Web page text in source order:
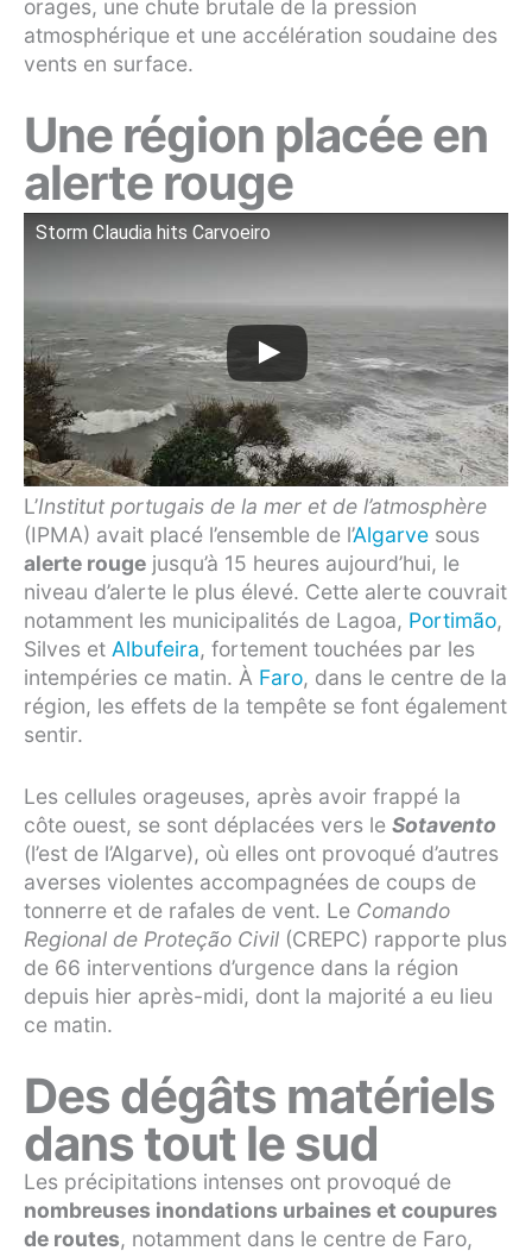
orages, une chute brutale de la pression
atmosphérique et une accélération soudaine des
vents en surface.
Une région placée en
alerte rouge
Storm Claudia hits Carvoeiro
L’Institut portugais de la mer et de l’atmosphère
(IPMA) avait placé l’ensemble de l’Algarve sous
alerte rouge jusqu’à 15 heures aujourd’hui, le
niveau d’alerte le plus élevé. Cette alerte couvrait
notamment les municipalités de Lagoa, Portimão,
Silves et Albufeira, fortement touchées par les
intempéries ce matin. À Faro, dans le centre de la
région, les effets de la tempête se font également
sentir.
Les cellules orageuses, après avoir frappé la
côte ouest, se sont déplacées vers le Sotavento
(l’est de l’Algarve), où elles ont provoqué d’autres
averses violentes accompagnées de coups de
tonnerre et de rafales de vent. Le Comando
Regional de Proteção Civil (CREPC) rapporte plus
de 66 interventions d’urgence dans la région
depuis hier après-midi, dont la majorité a eu lieu
ce matin.
Des dégâts matériels
dans tout le sud
Les précipitations intenses ont provoqué de
nombreuses inondations urbaines et coupures
de routes, notamment dans le centre de Faro,